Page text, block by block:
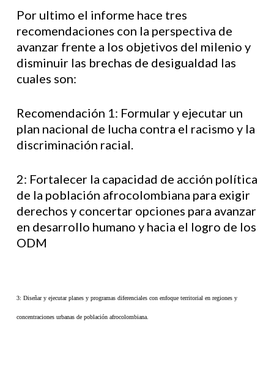
Por ultimo el informe hace tres
recomendaciones con la perspectiva de
avanzar frente a los objetivos del milenio y
disminuir las brechas de desigualdad las
cuales son:
Recomendación 1: Formular y ejecutar un
plan nacional de lucha contra el racismo y la
discriminación racial.
2: Fortalecer la capacidad de acción política
de la población afrocolombiana para exigir
derechos y concertar opciones para avanzar
en desarrollo humano y hacia el logro de los
ODM
3: Diseñar y ejecutar planes y programas diferenciales con enfoque territorial en regiones y
concentraciones urbanas de población afrocolombiana.